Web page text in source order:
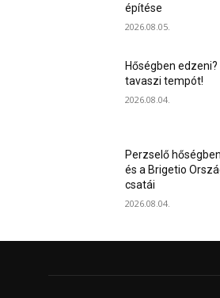
építése
2026.08.05.
Hőségben
tavaszi tempót!
2026.08.04.
Perzselő
és a Brigetio
csatái
2026.08.04.